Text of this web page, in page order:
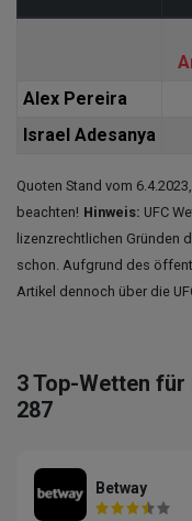
Alex Pereira
Israel Adesanya
Quoten Stand vom
beachten! Hinweis: UFC
lizenzrechtlichen Gründen
schon. Aufgrund des
Artikel dennoch über die
3 Top-Wetten für
287
Betway